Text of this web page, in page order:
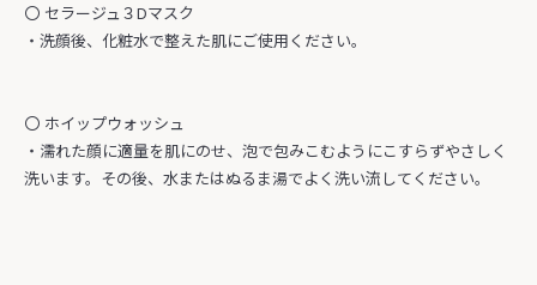
〇 セラージュ３Dマスク
・洗顔後、化粧水で整えた肌にご使用ください。
〇 ホイップウォッシュ
・濡れた顔に適量を肌にのせ、泡で包みこむようにこすらずやさしく
洗います。その後、水またはぬるま湯でよく洗い流してください。